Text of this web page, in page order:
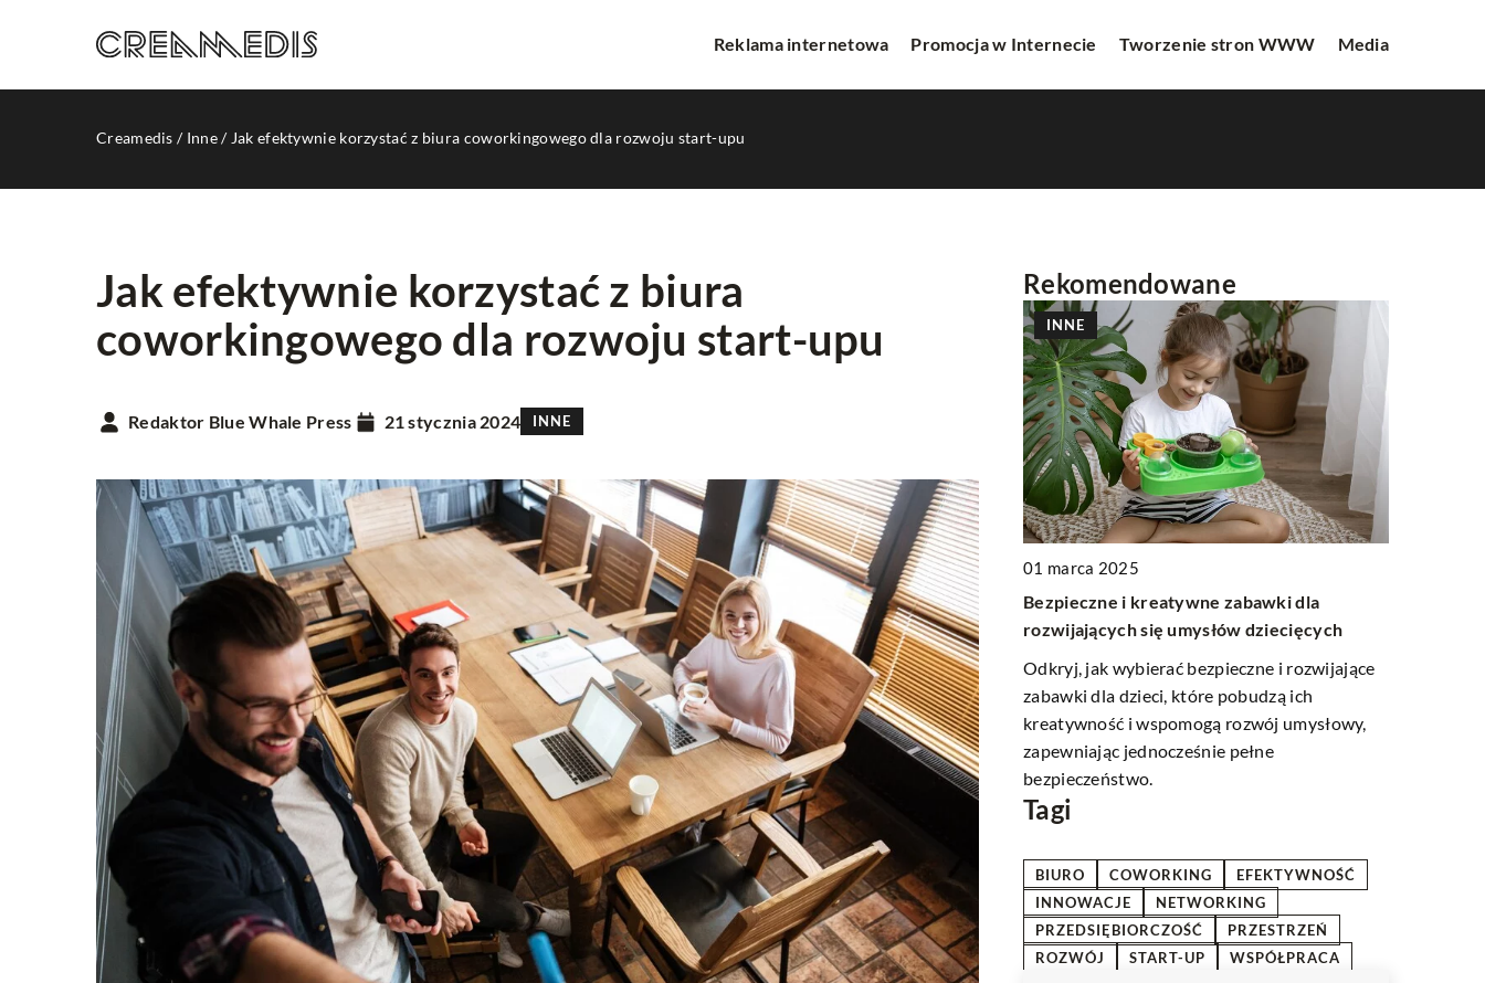
Reklama internetowa Promocja w Internecie Tworzenie stron WWW Media
Creamedis / Inne/ Jak efektywnie korzystać z biura coworkingowego dla rozwoju start-upu
Jak efektywnie korzystać z biura
coworkingowego dla rozwoju start-upu
Redaktor Blue Whale Press 21 stycznia 2024 INNE
Rekomendowane
23 marca 2025
Jakie korzyści niesie za sobą wykorzystanie
zadaszeń przenośnych w rolnictwie?
Poznaj zalety zadaszeń przenośnych w
rolnictwie i dowiedz się, jak mogą one
zwiększyć efektywność i ochronę upraw oraz
poprawić warunki pracy na farmie.
PROMOCJA W INTERNECIE
04 grudnia 2025
Kreatywne podejścia do budowania relacji z
klientami w świecie cyfrowym
Poznaj nowoczesne strategie nawiązywania i
utrzymywania trwałych relacji z klientami w
świecie cyfrowym. Odkryj innowacyjne
metody komunikacji oraz narzędzia
wspierające interakcję z odbiorcami online.
INNE
01 marca 2025
Bezpieczne i kreatywne zabawki dla
rozwijających się umysłów dziecięcych
Odkryj, jak wybierać bezpieczne i rozwijające
zabawki dla dzieci, które pobudzą ich
kreatywność i wspomogą rozwój umysłowy,
zapewniając jednocześnie pełne
bezpieczeństwo.
Tagi
BIURO COWORKING
EFEKTYWNOŚĆ
INNOWACJE
NETWORKING
PRZEDSIĘBIORCZOŚĆ
PRZESTRZEŃ
ROZWÓJ
START-UP WSPÓŁPRACA